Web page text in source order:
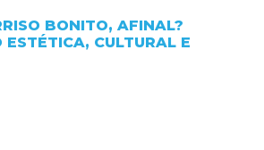
BONITO, AFINAL?
ESTÉTICA, CULTURAL E